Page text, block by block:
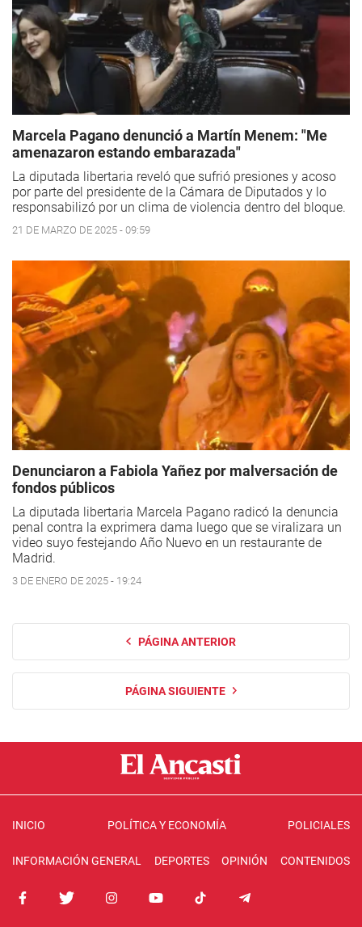
Marcela Pagano denunció a Martín Menem: "Me
amenazaron estando embarazada"
La diputada libertaria reveló que sufrió presiones y acoso
por parte del presidente de la Cámara de Diputados y lo
responsabilizó por un clima de violencia dentro del bloque.
21 DE MARZO DE 2025 - 09:59
Denunciaron a Fabiola Yañez por malversación de
fondos públicos
La diputada libertaria Marcela Pagano radicó la denuncia
penal contra la exprimera dama luego que se viralizara un
video suyo festejando Año Nuevo en un restaurante de
Madrid.
3 DE ENERO DE 2025 - 19:24
PÁGINA ANTERIOR
PÁGINA SIGUIENTE
INICIO POLÍTICA Y ECONOMÍA POLICIALES
INFORMACIÓN GENERAL DEPORTES OPINIÓN CONTENIDOS